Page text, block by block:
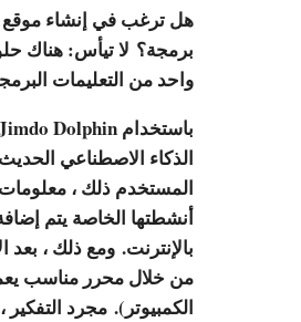
هل ترغب في إنشاء
برمجة؟ لا تيأس: هناك
واحد من التعليمات
الذكاء الاصطناعي
أنشطتها الخاصة يتم
بالإنترنت. ومع ذلك ،
من خلال محرر مناسب
الكمبيوتر). مجرد